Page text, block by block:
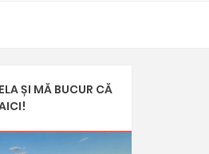
ȘI MĂ BUCUR CĂ